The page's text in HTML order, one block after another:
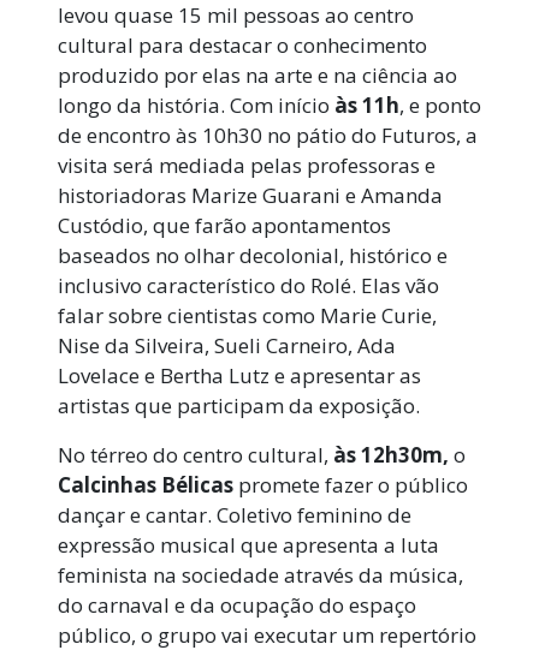
levou quase 15 mil pessoas ao centro
cultural para destacar o conhecimento
produzido por elas na arte e na ciência ao
longo da história. Com início às 11h, e ponto
de encontro às 10h30 no pátio do Futuros, a
visita será mediada pelas professoras e
historiadoras Marize Guarani e Amanda
Custódio, que farão apontamentos
baseados no olhar decolonial, histórico e
inclusivo característico do Rolé. Elas vão
falar sobre cientistas como Marie Curie,
Nise da Silveira, Sueli Carneiro, Ada
Lovelace e Bertha Lutz e apresentar as
artistas que participam da exposição.
No térreo do centro cultural, às 12h30m, o
Calcinhas Bélicas promete fazer o público
dançar e cantar. Coletivo feminino de
expressão musical que apresenta a luta
feminista na sociedade através da música,
do carnaval e da ocupação do espaço
público, o grupo vai executar um repertório